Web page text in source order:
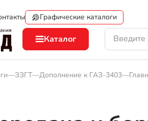
Графические каталоги
Каталог
—ЗЗГТ—Дополнение к ГАЗ-3403—